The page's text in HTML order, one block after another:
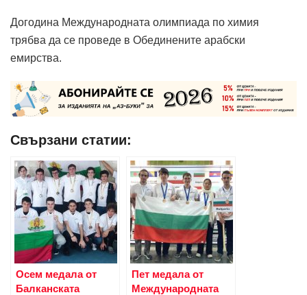
Догодина Международната олимпиада по химия
трябва да се проведе в Обединените арабски
емирства.
Свързани статии:
Осем медала от
Балканската
Пет медала от
Международната